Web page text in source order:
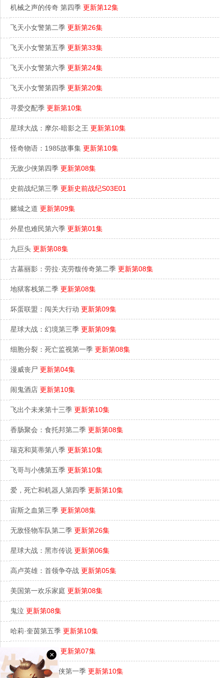
机械之声的传奇 第四季 更新第12集
飞天小女警第二季 更新第26集
飞天小女警第五季 更新第33集
飞天小女警第六季 更新第24集
飞天小女警第四季 更新第20集
寻爱交配季 更新第10集
星球大战：摩尔-暗影之王 更新第10集
怪奇物语：1985故事集 更新第10集
无敌少侠第四季 更新第08集
史前战纪第三季 更新史前战纪S03E01
赌城之道 更新第09集
外星也难民第六季 更新第01集
九巨头 更新第08集
古墓丽影：劳拉·克劳馥传奇第二季 更新第08集
地狱客栈第二季 更新第08集
坏蛋联盟：闯关大行动 更新第09集
星球大战：幻境第三季 更新第09集
细胞分裂：死亡监视第一季 更新第08集
漫威丧尸 更新第04集
闹鬼酒店 更新第10集
飞出个未来第十三季 更新第10集
香肠聚会：食托邦第二季 更新第08集
瑞克和莫蒂第八季 更新第10集
飞哥与小佛第五季 更新第10集
爱，死亡和机器人第四季 更新第10集
宙斯之血第三季 更新第08集
无敌怪物车队第二季 更新第26集
星球大战：黑市传说 更新第06集
高卢英雄：首领争夺战 更新第05集
美国第一欢乐家庭 更新第08集
鬼泣 更新第08集
哈莉·奎茵第五季 更新第10集
无敌少侠第三季 更新第07集
你的好邻居蜘蛛侠第一季 更新第10集
×